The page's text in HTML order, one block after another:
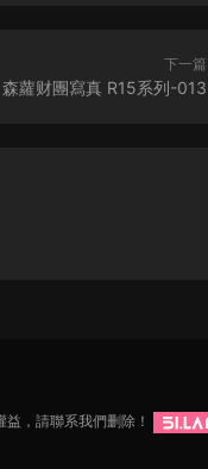
下一篇
森蘿财團寫真 R15系列-013
，請聯系我們删除！